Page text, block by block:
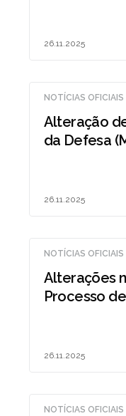
26.11.2025
NOTÍCIAS OFICIAIS
Alteração
da Defesa
26.11.2025
NOTÍCIAS OFICIAIS
Alterações
Processo
26.11.2025
NOTÍCIAS OFICIAIS